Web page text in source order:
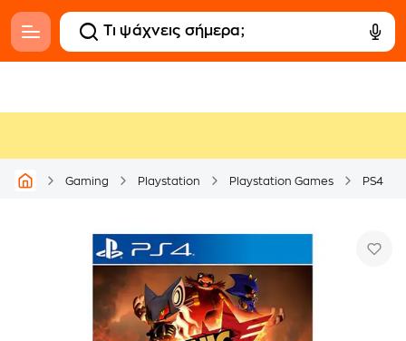
Gaming Playstation Playstation Games PS4